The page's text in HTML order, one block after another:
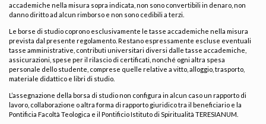
accademiche nella misura sopra indicata, non sono convertibili in denaro, non
danno diritto ad alcun rimborso e non sono cedibili a terzi.
Le borse di studio coprono esclusivamente le tasse accademiche nella misura
prevista dal presente regolamento. Restano espressamente escluse eventuali
tasse amministrative, contributi universitari diversi dalle tasse accademiche,
assicurazioni, spese per il rilascio di certificati, nonché ogni altra spesa
personale dello studente, comprese quelle relative a vitto, alloggio, trasporto,
materiale didattico e libri di studio.
L’assegnazione della borsa di studio non configura in alcun caso un rapporto di
lavoro, collaborazione o altra forma di rapporto giuridico tra il beneficiario e la
Pontificia Facoltà Teologica e il Pontificio Istituto di Spiritualità TERESIANUM.